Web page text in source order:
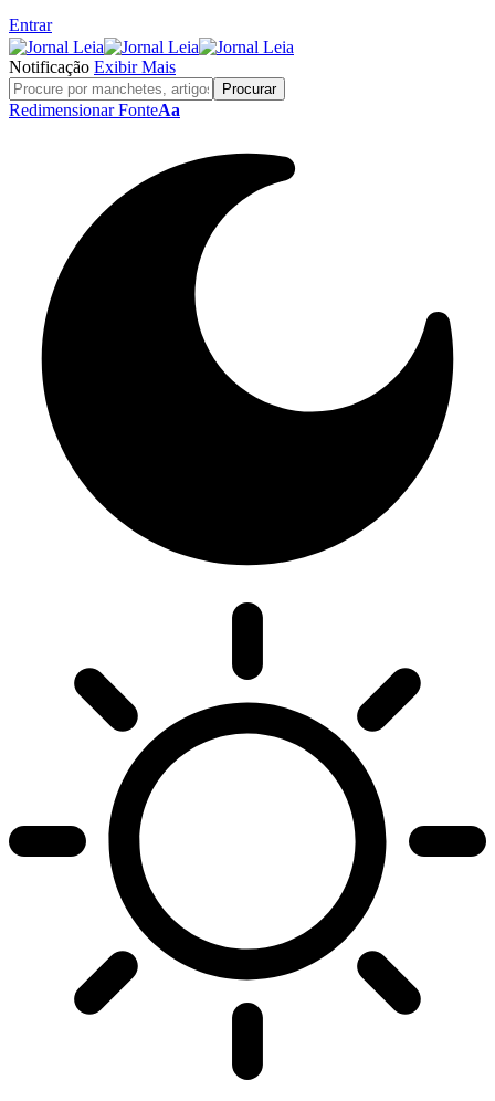
Entrar
Notificação Exibir Mais
Redimensionar FonteAa